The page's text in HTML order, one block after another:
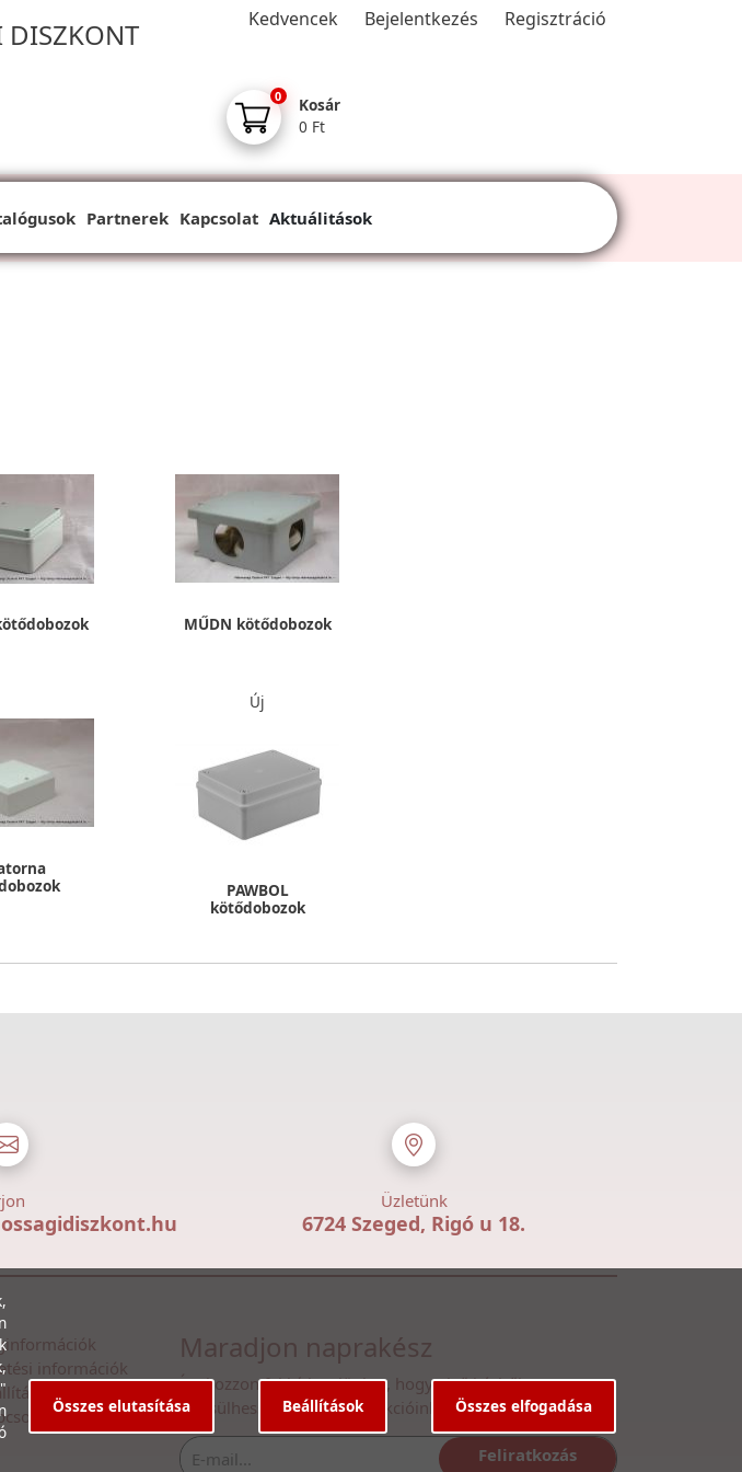
DISZKONT Kedvencek Bejelentkezés Regisztráció
0
Kosár
0 Ft
Partnerek Kapcsolat Aktuálitások
MŰDN kötődobozok
Új
PAWBOL
kötődobozok
Üzletünk
6724 Szeged, Rigó u 18.
információk
információk
Maradjon naprakész
Íratkozzon fel hírlevelünkre, hogy első kézből
értesülhessen legfrissebb akcióinkról
Feliratkozás
Összes elutasítása Beállítások Összes elfogadása